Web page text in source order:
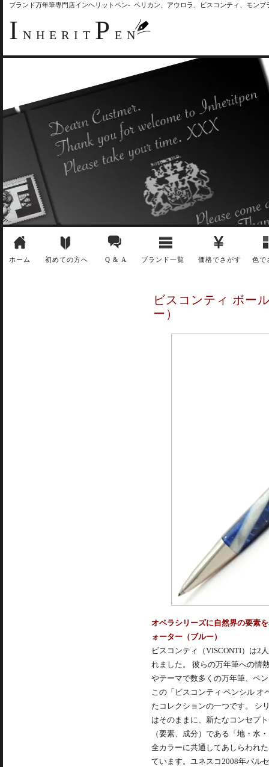
ブランド万年筆専門店インヘリットペン- ペリカン、アウロラ、ビスコンティ、モン
I NHERIT P EN
ホーム 初めての方へ Q & A ブランド一覧 価格でさがす 色で
ビスコンティ ボー
ー）
オペラシリーズに自然界の要素
ォーター（ブルー）
ビスコンティ（VISCONTI）は2
れました。 彼らの万年筆への情
やテーマで数多くの万年筆、ペ
この「ビスコンティ ペンシル
たコレクションの一つです。 シ
はそのままに、新たなコンセプ
（要素、成分）である「地・水
全カラーに共通してあしらわれ
ています。ユネスコ2008年バル